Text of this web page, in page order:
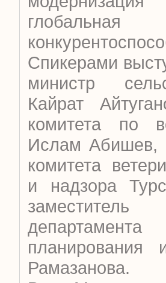
глобальная
Спикерами
министр
Кайрат
комитета по
Ислам Абишев,
комитета
и надзора
департамента
планирования
Рамазанова.